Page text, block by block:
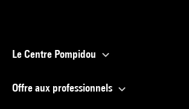
Le Centre Pompidou
Offre aux professionnels